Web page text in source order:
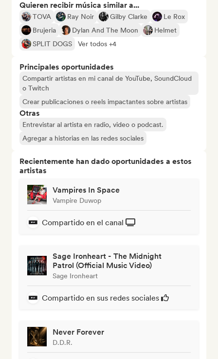
Quieren recibir música similar a...
TOVA Ray Noir Gilby Clarke
Le Rox
Brujeria
Dylan And The Moon
Helmet
SPLIT DOGS
Ver todos +4
Principales oportunidades
Compartir artistas en mi canal de YouTube, SoundCloud
o Twitch
Crear publicaciones o reels impactantes sobre artistas
Otras
Entrevistar al artista en radio, video o podcast.
Agregar a historias en las redes sociales
Recientemente han dado oportunidades a estos
artistas
Vampires In Space
Vampire Duwop
Compartido en el canal
Sage Ironheart - The Midnight
Patrol (Official Music Video)
Sage Ironheart
Compartido en sus redes sociales
Never Forever
D.D.R.